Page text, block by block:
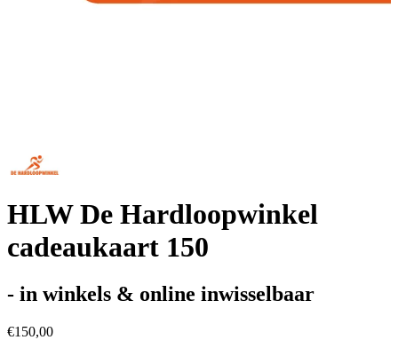
HLW De Hardloopwinkel
cadeaukaart 150
- in winkels & online inwisselbaar
€150,00